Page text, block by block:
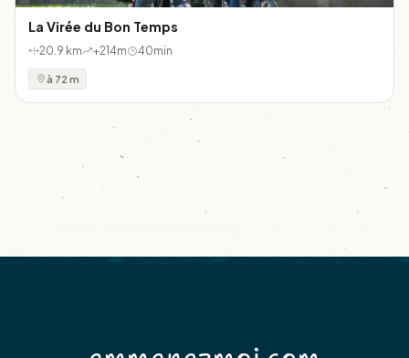
La Virée du Bon Temps
20.9 km +214m 40min
à 72 m